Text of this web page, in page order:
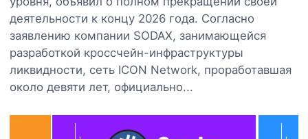
деятельности к концу 2026 года. Согласно
заявлению компании SODAX, занимающейся
разработкой кроссчейн-инфраструктуры
ликвидности, сеть ICON Network, проработавшая
около девяти лет, официально...